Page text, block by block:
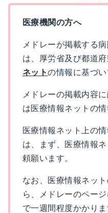
医療機関の方へ
メドレーが掲載する
は、厚労省及び都道
ネットの情報に基づい
メドレーの掲載内容
は医療情報ネットの
医療情報ネット上の
は、まず、医療情報
頼願います。
なお、医療情報ネッ
ら、メドレーのペー
で一週間程度かかりま